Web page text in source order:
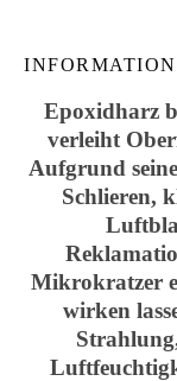
Epoxidharz
verleiht
Aufgrund
Schlieren,
Mikrokratzer
wirken